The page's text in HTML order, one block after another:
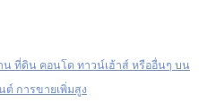
ที่ดิน คอนโด ทาวน์เฮ้าส์ หรืออื่นๆ บน
ต์ การขายเพิ่มสูง